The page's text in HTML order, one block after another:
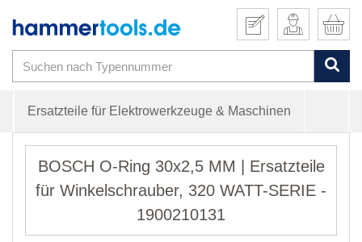
Ersatzteile für Elektrowerkzeuge & Maschinen
BOSCH O-Ring 30x2,5 MM | Ersatzteile
für Winkelschrauber, 320 WATT-SERIE -
1900210131